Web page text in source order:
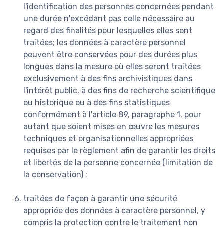
l'identification des personnes concernées pendant
une durée n'excédant pas celle nécessaire au
regard des finalités pour lesquelles elles sont
traitées; les données à caractère personnel
peuvent être conservées pour des durées plus
longues dans la mesure où elles seront traitées
exclusivement à des fins archivistiques dans
l'intérêt public, à des fins de recherche scientifique
ou historique ou à des fins statistiques
conformément à l'article 89, paragraphe 1, pour
autant que soient mises en œuvre les mesures
techniques et organisationnelles appropriées
requises par le règlement afin de garantir les droits
et libertés de la personne concernée (limitation de
la conservation) ;
traitées de façon à garantir une sécurité
appropriée des données à caractère personnel, y
compris la protection contre le traitement non